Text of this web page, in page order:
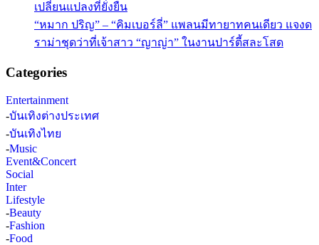
เปลี่ยนแปลงที่ยั่งยืน
“หมาก ปริญ” – “คิมเบอร์ลี่” แพลนมีทายาทคนเดียว แจงด
ราม่าชุดว่าที่เจ้าสาว “ญาญ่า” ในงานปาร์ตี้สละโสด
Categories
Entertainment
-บันเทิงต่างประเทศ
-บันเทิงไทย
-Music
Event&Concert
Social
Inter
Lifestyle
-Beauty
-Fashion
-Food